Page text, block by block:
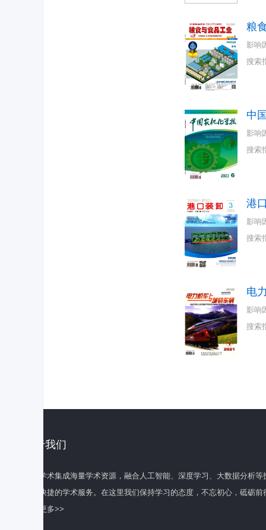
粮
影响
搜索
中
影响
搜索
港
影响
搜索
电
影响
搜索
关于我们
百度学术集成海量学术资源，融合人工智能、深度学习、大数据分析
全面快捷的学术服务。在这里我们保持学习的态度，不忘初心，砥砺前
了解更多>>